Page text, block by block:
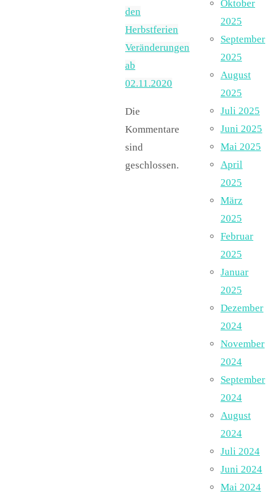
den
Herbstferien
Veränderungen
ab
02.11.2020
Die
Kommentare
sind
geschlossen.
Oktober
2025
September
2025
August
2025
Juli 2025
Juni 2025
Mai 2025
April
2025
März
2025
Februar
2025
Januar
2025
Dezember
2024
November
2024
September
2024
August
2024
Juli 2024
Juni 2024
Mai 2024